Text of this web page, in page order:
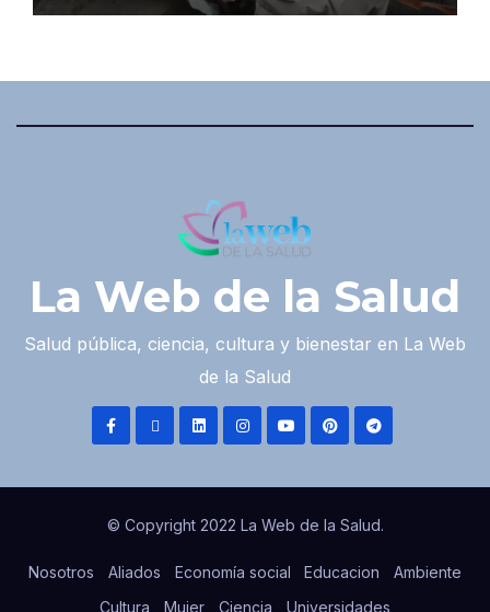
La Web de la Salud
Salud pública, ciencia, cultura y bienestar en La Web
de la Salud
© Copyright 2022 La Web de la Salud.
Nosotros Aliados Economía social Educacion
Ambiente
Cultura
Mujer Ciencia Universidades